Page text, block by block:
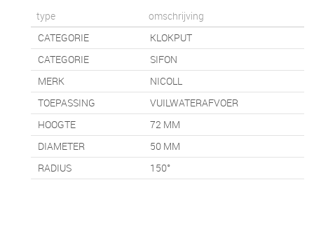
type
omschrijving
CATEGORIE
KLOKPUT
CATEGORIE
SIFON
MERK
NICOLL
TOEPASSING
VUILWATERAFVOER
HOOGTE
72 MM
DIAMETER
50 MM
RADIUS
150°